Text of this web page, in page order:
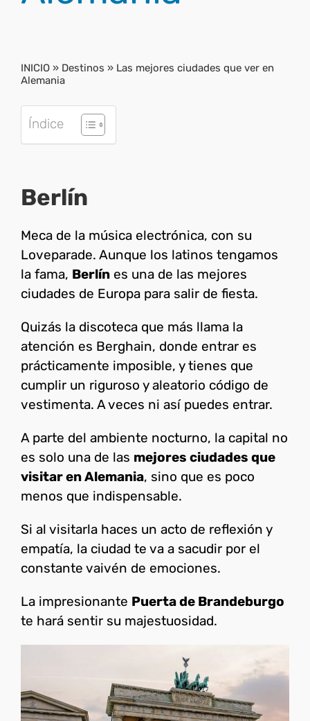
INICIO » Destinos » Las mejores ciudades que ver en
Alemania
Índice
Berlín
Meca de la música electrónica, con su
Loveparade. Aunque los latinos tengamos
la fama, Berlín es una de las mejores
ciudades de Europa para salir de fiesta.
Quizás la discoteca que más llama la
atención es Berghain, donde entrar es
prácticamente imposible, y tienes que
cumplir un riguroso y aleatorio código de
vestimenta. A veces ni así puedes entrar.
A parte del ambiente nocturno, la capital no
es solo una de las mejores ciudades que
visitar en Alemania, sino que es poco
menos que indispensable.
Si al visitarla haces un acto de reflexión y
empatía, la ciudad te va a sacudir por el
constante vaivén de emociones.
La impresionante Puerta de Brandeburgo
te hará sentir su majestuosidad.